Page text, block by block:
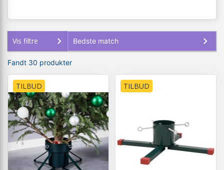
Vis filtre
Fandt 30 produkter
TILBUD TILBUD